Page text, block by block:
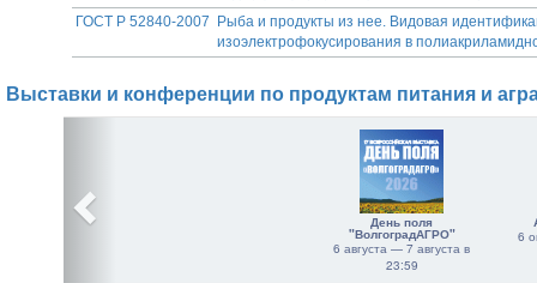
ГОСТ Р 52840-2007
Рыба и продукты из нее. Видовая
изоэлектрофокусирования в
Выставки и конференции по продуктам питания и
День поля
"ВолгоградАГРО"
6 августа — 7 августа в
23:59
6